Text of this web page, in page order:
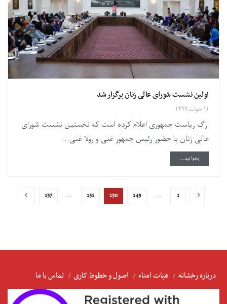
اولین نشست شورای عالی زنان برگزار شد
۱۱ حوت ۱۳۹۹
ارگ ریاست جمهوری اعلام کرده است که نخستین نشست شورای
عالی زنان با حضور رئیس جمهور غنی و رولا غنی...
بخوانید...
1
…
149
150
151
…
157
درباره رخشانه هیات امناء اصول و خطوط کاری تماس با ما